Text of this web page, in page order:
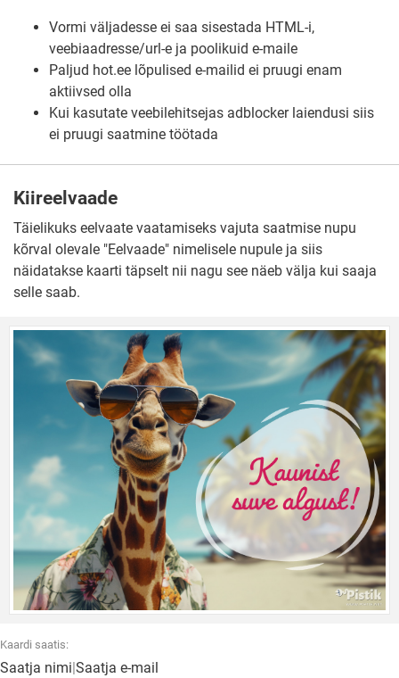
Vormi väljadesse ei saa sisestada HTML-i,
veebiaadresse/url-e ja poolikuid e-maile
Paljud hot.ee lõpulised e-mailid ei pruugi enam
aktiivsed olla
Kui kasutate veebilehitsejas adblocker laiendusi siis
ei pruugi saatmine töötada
Kiireelvaade
Täielikuks eelvaate vaatamiseks vajuta saatmise nupu
kõrval olevale "Eelvaade" nimelisele nupule ja siis
näidatakse kaarti täpselt nii nagu see näeb välja kui saaja
selle saab.
Kaardi saatis:
Saatja nimi|Saatja e-mail